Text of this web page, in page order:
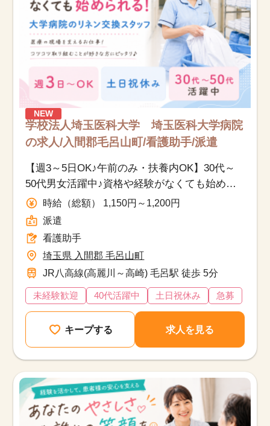
NEW
学校法人埼玉医科大学 埼玉医科大学病院
の求人/入間郡毛呂山町/看護助手/派遣
【週3～5日OK♪午前のみ・扶養内OK】30代～
50代男女活躍中♪資格や経験がなくても始めら
れる医療現場を支えるお仕事です！
時給（総額） 1,150円～1,200円
派遣
看護助手
埼玉県 入間郡 毛呂山町
JR八高線(高麗川～高崎) 毛呂駅 徒歩 5分
未経験歓迎 40代活躍中 土日祝休み 急募
キープする 求人を見る